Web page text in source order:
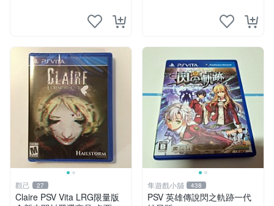
觀己 27
Claire PSV Vita LRG限量版
隼遊戲小舖 438
PSV 英雄傳說閃之軌跡一代